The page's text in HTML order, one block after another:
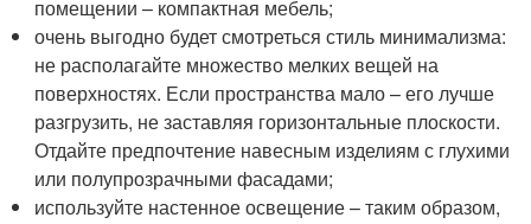
помещении – компактная мебель;
очень выгодно будет смотреться стиль минимализма:
не располагайте множество мелких вещей на
поверхностях. Если пространства мало – его лучше
разгрузить, не заставляя горизонтальные плоскости.
Отдайте предпочтение навесным изделиям с глухими
или полупрозрачными фасадами;
используйте настенное освещение – таким образом,